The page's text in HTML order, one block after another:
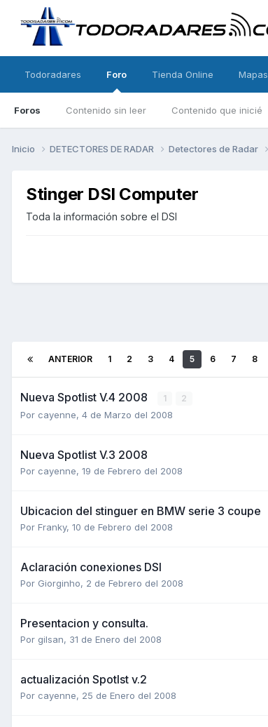
Todoradares Foro
Foros Contenido sin leer Contenido que inicié
Tienda Online Mapas
Inicio DETECTORES DE RADAR Detectores de Radar
Stinger DSI Computer
Toda la información sobre el DSI
ANTERIOR 1 2 3 4 5 6 7 8
Nueva Spotlist V.4 2008 1 2
Por cayenne, 4 de Marzo del 2008
Nueva Spotlist V.3 2008
Por cayenne, 19 de Febrero del 2008
Ubicacion del stinguer en BMW serie 3 coupe
Por Franky, 10 de Febrero del 2008
Aclaración conexiones DSI
Por Giorginho, 2 de Febrero del 2008
Presentacion y consulta.
Por gilsan, 31 de Enero del 2008
actualización Spotlst v.2
Por cayenne, 25 de Enero del 2008